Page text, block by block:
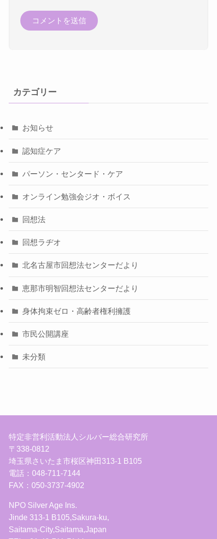
カテゴリー
お知らせ
認知症ケア
パーソン・センタード・ケア
オンライン勉強会ジオ・ボイス
回想法
回想ラヂオ
北名古屋市回想法センターだより
恵那市明智回想法センターだより
身体拘束ゼロ・高齢者権利擁護
市民公開講座
未分類
特定非営利活動法人シルバー総合研究所
〒338-0812
埼玉県さいたま市桜区神田313-1 B105
電話：048-711-7144
FAX：050-3737-4902
NPO Silver Age Ins.
Jinde 313-1 B105,Sakura-ku,
Saitama-City,Saitama,Japan